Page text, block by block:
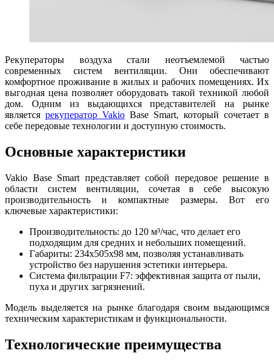
Рекуператоры воздуха стали неотъемлемой частью
современных систем вентиляции. Они обеспечивают
комфортное проживание в жилых и рабочих помещениях. Их
выгодная цена позволяет оборудовать такой техникой любой
дом. Одним из выдающихся представителей на рынке
является рекуператор Vakio Base Smart, который сочетает в
себе передовые технологии и доступную стоимость.
Основные характеристики
Vakio Base Smart представляет собой передовое решение в
области систем вентиляции, сочетая в себе высокую
производительность и компактные размеры. Вот его
ключевые характеристики:
Производительность: до 120 м³/час, что делает его
подходящим для средних и небольших помещений.
Габариты: 234x505x98 мм, позволяя устанавливать
устройство без нарушения эстетики интерьера.
Система фильтрации F7: эффективная защита от пыли,
пуха и других загрязнений.
Модель выделяется на рынке благодаря своим выдающимся
техническим характеристикам и функциональности.
Технологические преимущества